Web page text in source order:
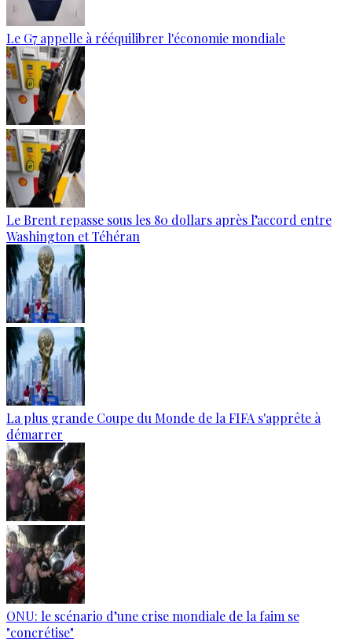
Le G7 appelle à rééquilibrer l'économie mondiale
Le Brent repasse sous les 80 dollars après l’accord entre
Washington et Téhéran
La plus grande Coupe du Monde de la FIFA s'apprête à
démarrer
ONU: le scénario d’une crise mondiale de la faim se
"concrétise"